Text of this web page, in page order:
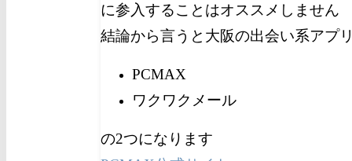
に参入することはオススメしません
結論から言うと大阪の出会い系アプ
PCMAX
ワクワクメール
の2つになります